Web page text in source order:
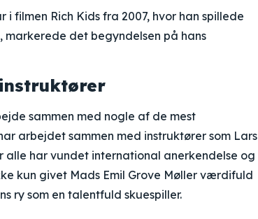
filmen Rich Kids fra 2007, hvor han spillede
markerede det begyndelsen på hans
sammen med nogle af de mest
arbejdet sammen med instruktører som Lars
alle har vundet international anerkendelse og
kun givet Mads Emil Grove Møller værdifuld
ry som en talentfuld skuespiller.